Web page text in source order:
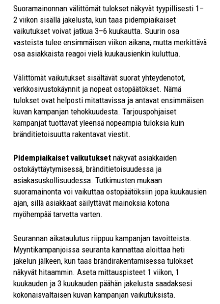
Suoramainonnan välittömät tulokset näkyvät tyypillisesti 1–
2 viikon sisällä jakelusta, kun taas pidempiaikaiset
vaikutukset voivat jatkua 3–6 kuukautta. Suurin osa
vasteista tulee ensimmäisen viikon aikana, mutta merkittävä
osa asiakkaista reagoi vielä kuukausienkin kuluttua.
Välittömät vaikutukset sisältävät suorat yhteydenotot,
verkkosivustokäynnit ja nopeat ostopäätökset. Nämä
tulokset ovat helposti mitattavissa ja antavat ensimmäisen
kuvan kampanjan tehokkuudesta. Tarjouspohjaiset
kampanjat tuottavat yleensä nopeampia tuloksia kuin
bränditietoisuutta rakentavat viestit.
Pidempiaikaiset vaikutuksetnäkyvät asiakkaiden
ostokäyttäytymisessä, bränditietoisuudessa ja
asiakasuskollisuudessa. Tutkimusten mukaan
suoramainonta voi vaikuttaa ostopäätöksiin jopa kuukausien
ajan, sillä asiakkaat säilyttävät mainoksia kotona
myöhempää tarvetta varten.
Seurannan aikataulutus riippuu kampanjan tavoitteista.
Myyntikampanjoissa seuranta kannattaa aloittaa heti
jakelun jälkeen, kun taas brändirakentamisessa tulokset
näkyvät hitaammin. Aseta mittauspisteet 1 viikon, 1
kuukauden ja 3 kuukauden päähän jakelusta saadaksesi
kokonaisvaltaisen kuvan kampanjan vaikutuksista.